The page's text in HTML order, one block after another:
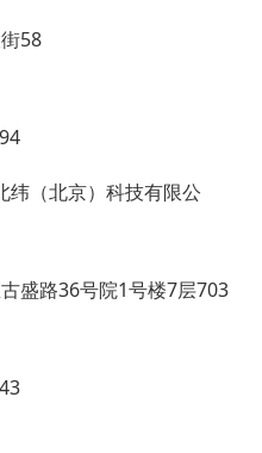
58
纬（北京）科技有限公
盛路36号院1号楼7层703